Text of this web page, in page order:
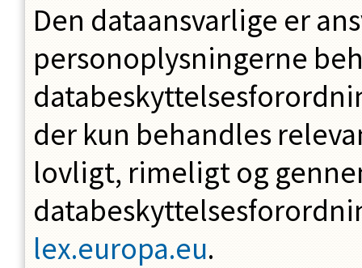
Den dataansvarlige er
personoplysningerne
der kun behandles
lovligt, rimeligt og
lex.europa.eu.